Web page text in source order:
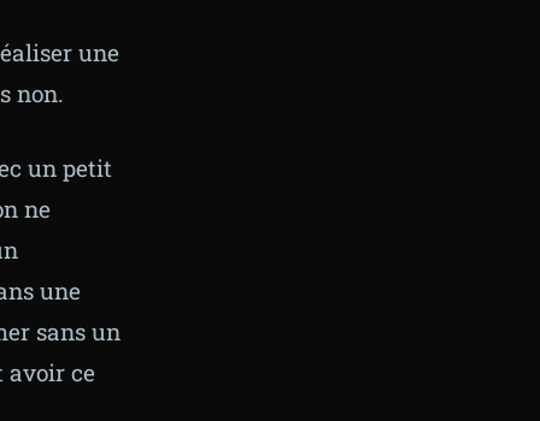
une
non.
un petit
ne
une
sans un
avoir ce